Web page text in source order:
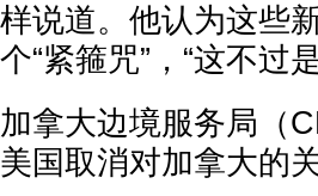
样说道。他认为这些
个“紧箍咒”，“这不过
加拿大边境服务局（
美国取消对加拿大的